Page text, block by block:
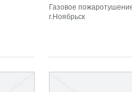
Газовое
г.Ноябрьск